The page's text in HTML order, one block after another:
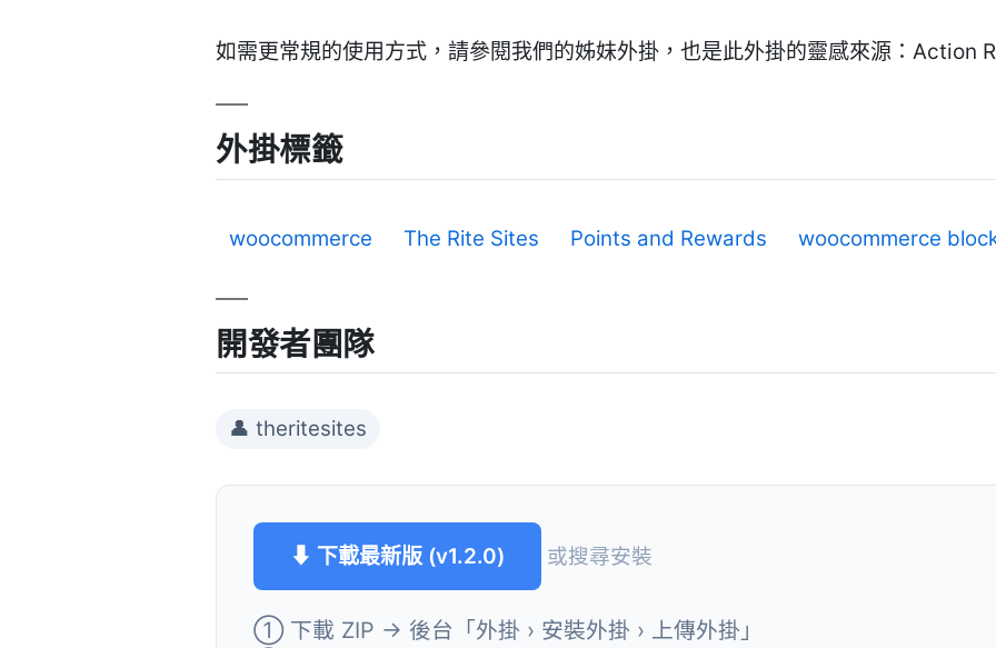
如需更常規的使用方式，請參閱我們的姊妹外掛，也是此外掛的靈感來源：Action
外掛標籤
woocommerce The Rite Sites Points and Rewards woocommerce
開發者團隊
👤 theritesites
⬇ 下載最新版 (v1.2.0) 或搜尋安裝
① 下載 ZIP → 後台「外掛 › 安裝外掛 › 上傳外掛」